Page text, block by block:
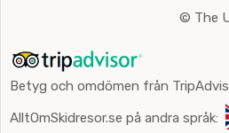
© The
Betyg och omdömen från
AlltOmSkidresor.se på andra språk: